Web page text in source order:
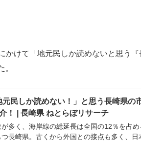
けて「地元民しか読めないと思う『
。
元民しか読めない！」と思う長崎県の
！ | 長崎県 ねとらぼリサーチ
多く、海岸線の総延長は全国の12％を占め
長崎県。古くから外国との接点も多く、日